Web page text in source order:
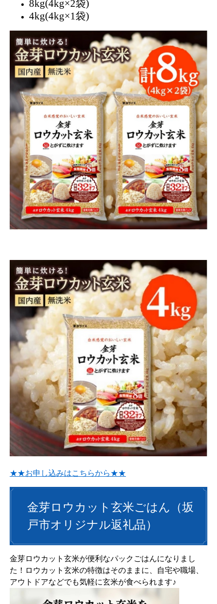
8kg(4kg×2袋)
4kg(4kg×1袋)​
★★お申し込みはこちらから★★
金芽ロウカット玄米ごはん（坂
戸市オリジナル返礼品）
金芽ロウカット玄米が便利なパックごはんになりまし
た！ロウカット玄米の特徴はそのままに、自宅や職場、
アウトドアなどでも気軽に玄米が食べられます♪